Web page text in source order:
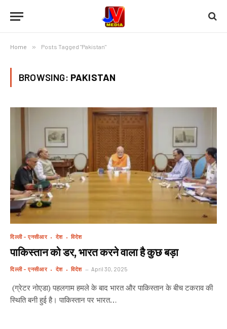
Home » Posts Tagged "Pakistan"
BROWSING: PAKISTAN
दिल्ली - एनसीआर देश विदेश
पाकिस्तान को डर, भारत करने वाला है कुछ बड़ा
दिल्ली - एनसीआर देश विदेश April 30, 2025
(ग्रेटर नोएडा) पहलगाम हमले के बाद भारत और पाकिस्तान के बीच टकराव की
स्थिति बनी हुई है। पाकिस्तान पर भारत…